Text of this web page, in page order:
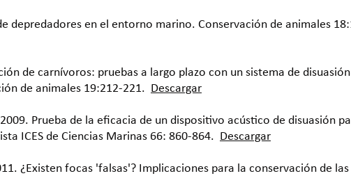
depredadores en el entorno marino. Conservación de animales
de carnívoros: pruebas a largo plazo con un sistema de
de animales 19:212-221. Descargar
Prueba de la eficacia de un dispositivo acústico de disuasión
ICES de Ciencias Marinas 66: 860-864. Descargar
¿Existen focas 'falsas'? Implicaciones para la conservación de